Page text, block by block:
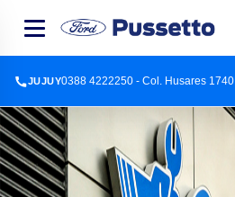
JUJUY0388 4222250 - Col. Husares 1740